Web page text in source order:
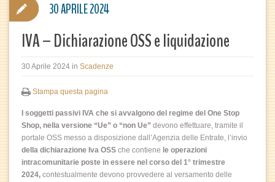
IVA – Dichiarazione OSS e liquidazione
30 Aprile 2024 in Scadenze
Stampa questa pagina
I soggetti passivi IVA che si avvalgono del regime del One Stop
Shop, nella versione “Ue” o “non Ue” devono effettuare, tramite il
portale OSS messo a disposizione dall’Agenzia delle Entrate, l’invio
della dichiarazione Iva OSS che contiene le operazioni
intracomunitarie poste in essere nel corso del 1° trimestre
2024, contestualmente devono provvedere al versamento delle
30 APRILE 2024